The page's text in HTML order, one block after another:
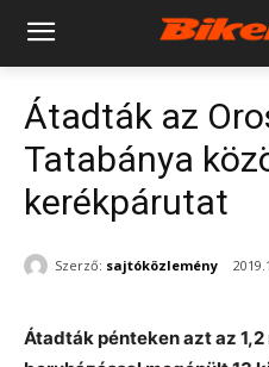
Átadták az
Tatabánya
kerékpárutat
Szerző: sajtóközlemény
Átadták pénteken azt az